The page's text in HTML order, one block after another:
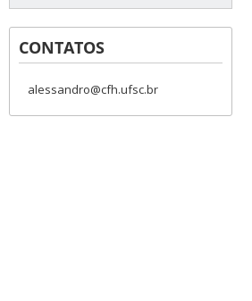
CONTATOS
alessandro@cfh.ufsc.br